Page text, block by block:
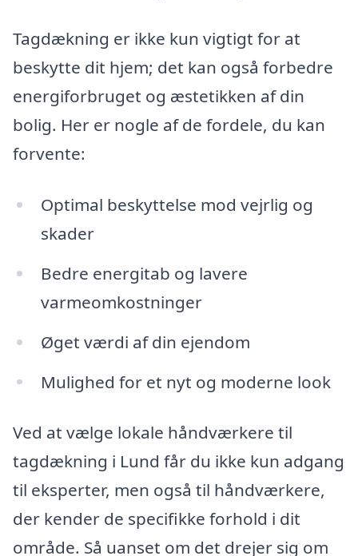
Tagdækning er ikke kun vigtigt for at
beskytte dit hjem; det kan også forbedre
energiforbruget og æstetikken af din
bolig. Her er nogle af de fordele, du kan
forvente:
Optimal beskyttelse mod vejrlig og
skader
Bedre energitab og lavere
varmeomkostninger
Øget værdi af din ejendom
Mulighed for et nyt og moderne look
Ved at vælge lokale håndværkere til
tagdækning i Lund får du ikke kun adgang
til eksperter, men også til håndværkere,
der kender de specifikke forhold i dit
område. Så uanset om det drejer sig om